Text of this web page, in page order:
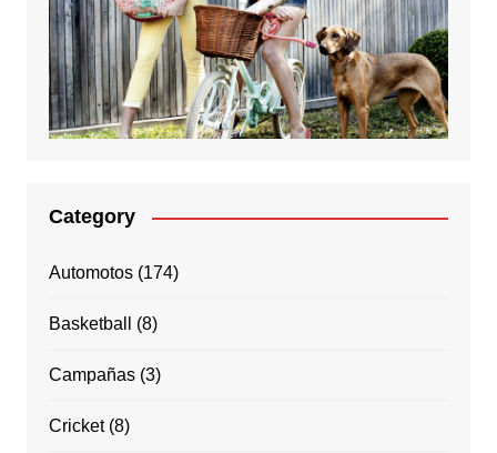
Category
Automotos(174)
Basketball (8)
Campañas(3)
Cricket(8)